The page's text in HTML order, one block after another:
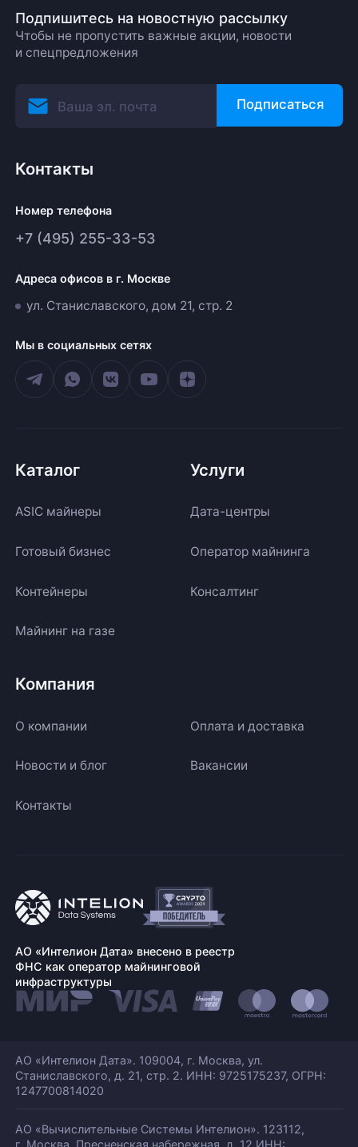
Подпишитесь на новостную рассылку
Чтобы не пропустить важные акции, новости
и спецпредложения
Подписаться
Контакты
Номер телефона
+7 (495) 255-33-53
Адреса офисов в г. Москве
ул. Станиславского, дом 21, стр. 2
Мы в социальных сетях
Каталог
ASIC майнеры
Готовый бизнес
Контейнеры
Майнинг на газе
Услуги
Дата-центры
Оператор майнинга
Консалтинг
Компания
О компании Оплата и доставка
Новости и блог Вакансии
Контакты
АО «Интелион Дата» внесено в реестр
ФНС как оператор майнинговой
инфраструктуры
АО «Интелион Дата». 109004, г. Москва, ул.
Станиславского, д. 21, стр. 2. ИНН: 9725175237, ОГРН:
1247700814020
АО «Вычислительные Системы Интелион». 123112,
г. Москва, Пресненская набережная, д. 12 ИНН: